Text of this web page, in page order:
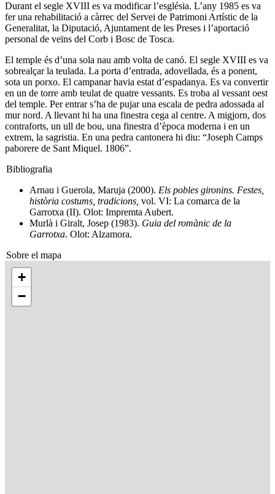
Durant el segle XVIII es va modificar l’església. L’any 1985 es va
fer una rehabilitació a càrrec del Servei de Patrimoni Artístic de la
Generalitat, la Diputació, Ajuntament de les Preses i l’aportació
personal de veïns del Corb i Bosc de Tosca.
El temple és d’una sola nau amb volta de canó. El segle XVIII es va
sobrealçar la teulada. La porta d’entrada, adovellada, és a ponent,
sota un porxo. El campanar havia estat d’espadanya. Es va convertir
en un de torre amb teulat de quatre vessants. Es troba al vessant oest
del temple. Per entrar s’ha de pujar una escala de pedra adossada al
mur nord. A llevant hi ha una finestra cega al centre. A migjorn, dos
contraforts, un ull de bou, una finestra d’època moderna i en un
extrem, la sagristia. En una pedra cantonera hi diu: “Joseph Camps
paborere de Sant Miquel. 1806”.
Bibliografia
Arnau i Guerola, Maruja (2000). Els pobles gironins. Festes,
història costums, tradicions, vol. VI: La comarca de la
Garrotxa (II). Olot: Impremta Aubert.
Murlà i Giralt, Josep (1983). Guia del romànic de la
Garrotxa. Olot: Alzamora.
Sobre el mapa
+
−